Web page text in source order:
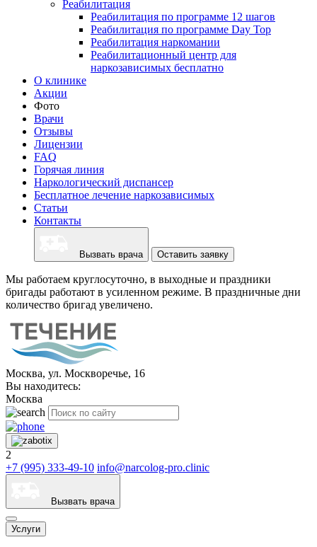
Реабилитация
Реабилитация по программе 12 шагов
Реабилитация по программе Day Top
Реабилитация наркомании
Реабилитационный центр для
наркозависимых бесплатно
О клинике
Акции
Фото
Врачи
Отзывы
Лицензии
FAQ
Горячая линия
Наркологический диспансер
Бесплатное лечение наркозависимых
Статьи
Контакты
Вызвать врача Оставить заявку
Мы работаем круглосуточно, в выходные и праздники
бригады работают в усиленном режиме. В праздничные дни
количество бригад увеличено.
Москва, ул. Москворечье, 16
Вы находитесь:
Москва
2
+7 (995) 333-49-10 info@narcolog-pro.clinic
Вызвать врача
Услуги